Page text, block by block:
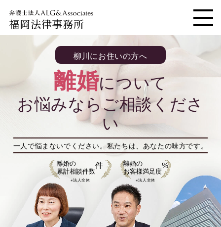
福岡法律事務所 メニ
柳川にお住いの方へ
離婚について
お悩みならご相談くださ
い
一人で悩まないでください。 私たちは、あなたの味方です。
離婚の
累計相談件数
件
※法人全体
離婚の
お客様満足度
%
※法人全体